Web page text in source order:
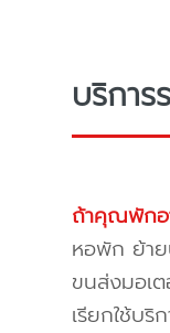
บริการ
ถ้าคุณพัก
หอพัก ย้าย
ขนส่งมอเ
เรียกใช้บริ